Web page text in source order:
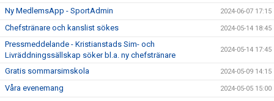
Ny MedlemsApp - SportAdmin 2024-06-07 17:15
Chefstränare och kanslist sökes 2024-05-14 18:45
Pressmeddelande - Kristianstads Sim- och
Livräddningssällskap söker bl.a. ny chefstränare
2024-05-14 17:45
Gratis sommarsimskola 2024-05-09 14:15
Våra evenemang 2024-05-05 15:00